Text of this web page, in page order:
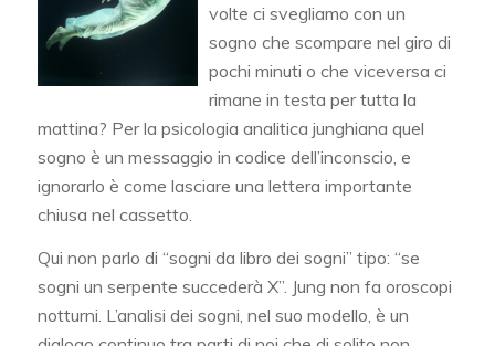
volte ci svegliamo con un
sogno che scompare nel giro di
pochi minuti o che viceversa ci
rimane in testa per tutta la
mattina? Per la psicologia analitica junghiana quel
sogno è un messaggio in codice dell’inconscio, e
ignorarlo è come lasciare una lettera importante
chiusa nel cassetto.
Qui non parlo di “sogni da libro dei sogni” tipo: “se
sogni un serpente succederà X”. Jung non fa oroscopi
notturni. L’analisi dei sogni, nel suo modello, è un